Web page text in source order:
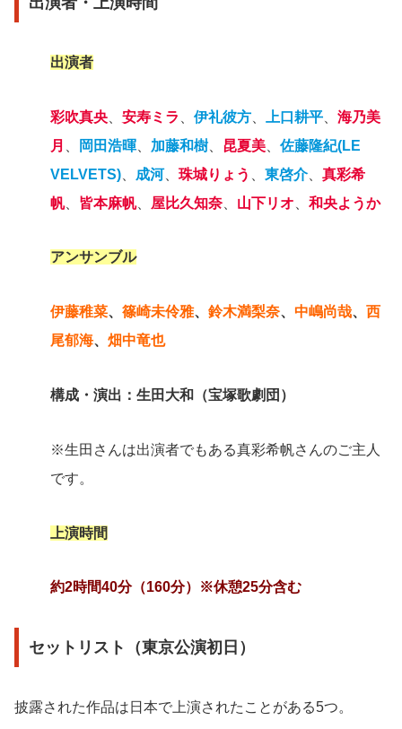
出演者
彩吹真央 安寿ミラ 伊礼彼方 上口耕平
海乃美
月
岡田浩暉 加藤和樹 昆夏美
佐藤隆紀(LE
VELVETS)
成河、 珠城りょう 東啓介、 真彩希
帆、 皆本麻帆、 屋比久知奈 山下リオ 和央ようか
アンサンブル
伊藤稚菜、 篠崎未伶雅、 鈴木満梨奈、 中嶋尚哉、 西
尾郁海、 畑中竜也
構成・演出：生田大和（宝塚歌劇団）
※生田さんは出演者でもある真彩希帆さんのご主人
です。
上演時間
約2時間40分（160分）※休憩25分含む
セットリスト（東京公演初日）
披露された作品は日本で上演されたことがある5つ。